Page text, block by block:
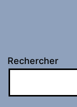
Rechercher